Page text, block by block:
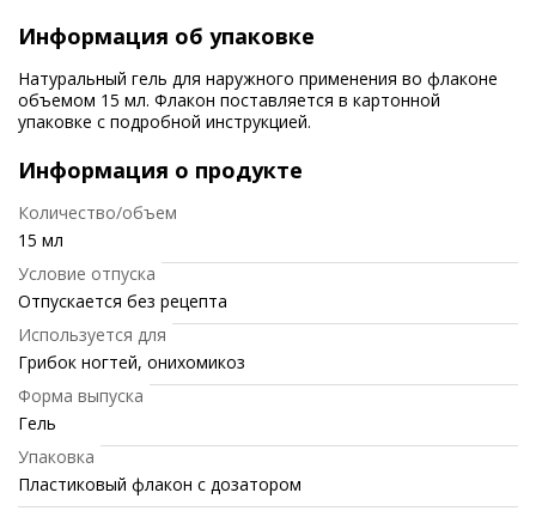
Информация об упаковке
Натуральный гель для наружного применения во флаконе
объемом 15 мл. Флакон поставляется в картонной
упаковке с подробной инструкцией.
Информация о продукте
Количество/объем
15 мл
Условие отпуска
Отпускается без рецепта
Используется для
Грибок ногтей, онихомикоз
Форма выпуска
Гель
Упаковка
Пластиковый флакон с дозатором